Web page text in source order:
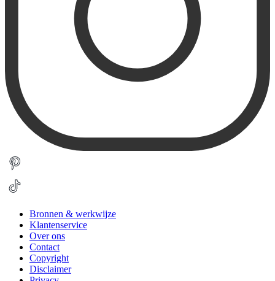
Bronnen & werkwijze
Klantenservice
Over ons
Contact
Copyright
Disclaimer